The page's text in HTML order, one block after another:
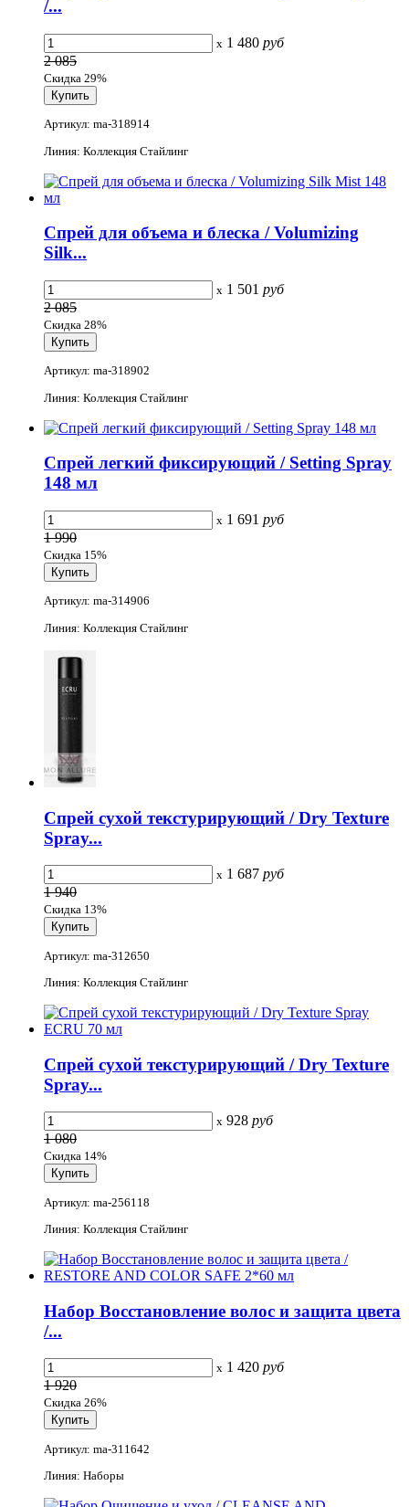
/...
x 1 480 руб
2 085
Скидка 29%
Артикул: ma-318914
Линия: Коллекция Стайлинг
Спрей для объема и блеска / Volumizing
Silk...
x 1 501 руб
2 085
Скидка 28%
Артикул: ma-318902
Линия: Коллекция Стайлинг
Спрей легкий фиксирующий / Setting Spray
148 мл
x 1 691 руб
1 990
Скидка 15%
Артикул: ma-314906
Линия: Коллекция Стайлинг
Спрей сухой текстурирующий / Dry Texture
Spray...
x 1 687 руб
1 940
Скидка 13%
Артикул: ma-312650
Линия: Коллекция Стайлинг
Спрей сухой текстурирующий / Dry Texture
Spray...
x 928 руб
1 080
Скидка 14%
Артикул: ma-256118
Линия: Коллекция Стайлинг
Набор Восстановление волос и защита цвета
/...
x 1 420 руб
1 920
Скидка 26%
Артикул: ma-311642
Линия: Наборы